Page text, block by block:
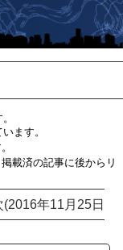
ます。
載済の記事に後からリ
(2016年11月25日